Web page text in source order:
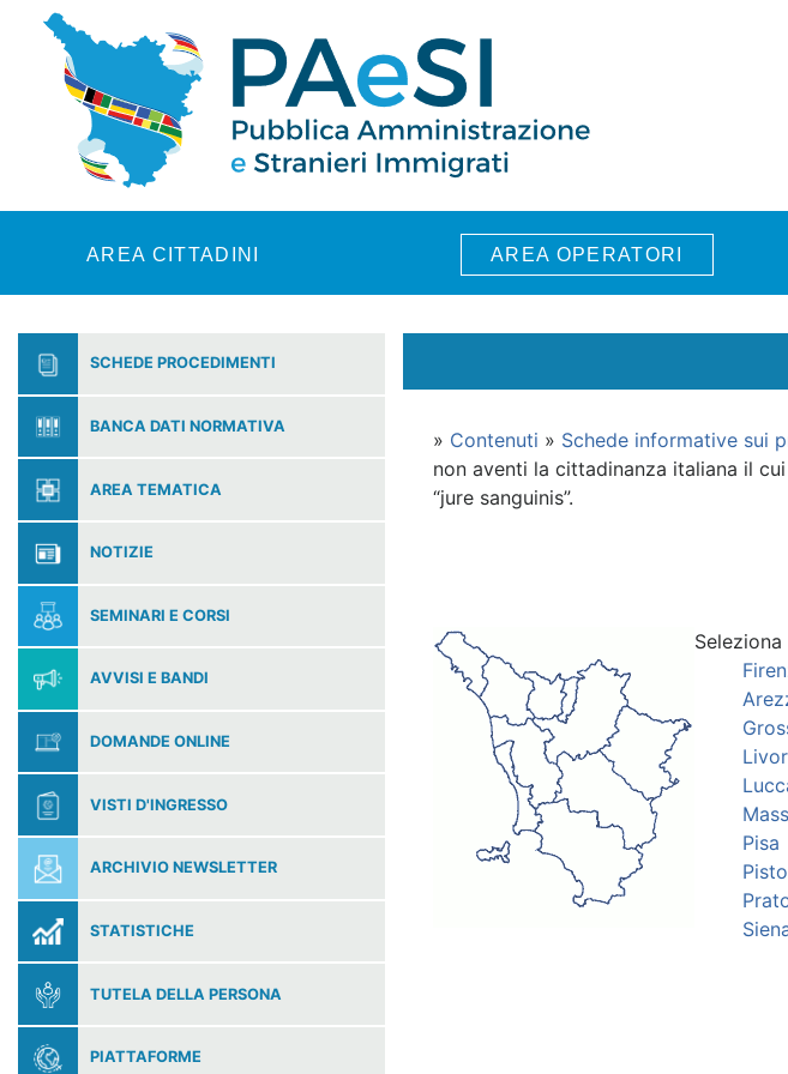
Skip to main content
AREA CITTADINI AREA OPERATORI
SCHEDE PROCEDIMENTI
BANCA DATI NORMATIVA
AREA TEMATICA
NOTIZIE
SEMINARI E CORSI
AVVISI E BANDI
DOMANDE ONLINE
VISTI D'INGRESSO
ARCHIVIO NEWSLETTER
STATISTICHE
TUTELA DELLA PERSONA
PIATTAFORME
» Contenuti » Schede informative sui
non aventi la cittadinanza italiana il
“jure sanguinis”.
Pisa